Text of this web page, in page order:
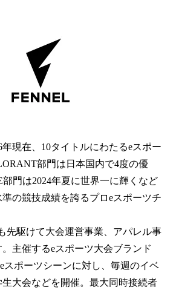
年現在、10タイトルにわたるeスポー
部門は日本国内で4度の優
部門は2024年夏に世界一に輝くなど
の競技成績を誇るプロeスポーツチ
先駆けて大会運営事業、アパレル事
主催するeスポーツ大会ブランド
スポーツシーンに対し、毎週のイベ
大会などを開催。最大同時接続者